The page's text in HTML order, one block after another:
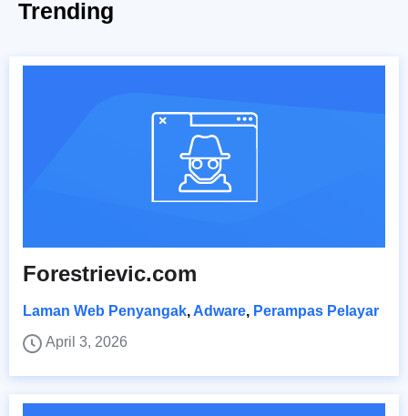
Trending
Forestrievic.com
Laman Web Penyangak,Adware, Perampas Pelayar
April 3, 2026